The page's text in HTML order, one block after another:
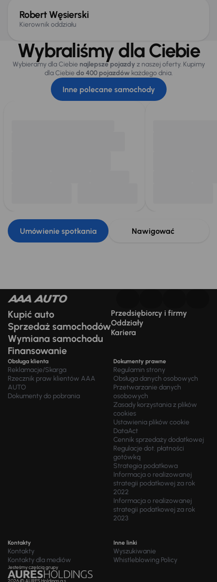
Robert Węsierski
Kierownik oddziału
Wybraliśmy dla Ciebie
Wybieramy dla Ciebie najlepsze pojazdy z naszej oferty. Kupimy
dla Ciebiedo 400 pojazdówkażdego dnia.
Inne polecane samochody
Umówienie spotkania Nawigować
Kupić auto
Sprzedaż samochodów
Wymiana samochodu
Finansowanie
Przedsiębiorcy i firmy
Oddziały
Kariera
Obsługa klienta
Reklamacje/Skarga
Rzecznik praw klientów AAA
AUTO
Dokumenty do pobrania
Dokumenty prawne
Regulamin strony
Obsługa danych osobowych
Przetwarzanie danych
osobowych
Zasady korzystania z plików
cookies
Ustawienia plików cookie
DataAct
Cennik sprzedaży dodatkowej
Regulacje dot. płatności
gotówką
Strategia podatkowa
Informacja o realizowanej
strategii podatkowej za rok
2022
Informacja o realizowanej
strategii podatkowej za rok
2023
Kontakty
Kontakty
Kontakty dla mediów
Inne linki
Wyszukiwanie
Whistleblowing Policy
Jesteśmy częścią grupy